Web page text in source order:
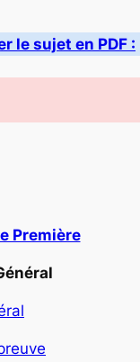
le sujet en PDF :
Première